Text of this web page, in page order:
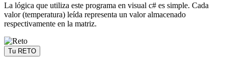
La lógica que utiliza este programa en visual c# es simple. Cada
valor (temperatura) leída representa un valor almacenado
respectivamente en la matriz.
Tu RETO